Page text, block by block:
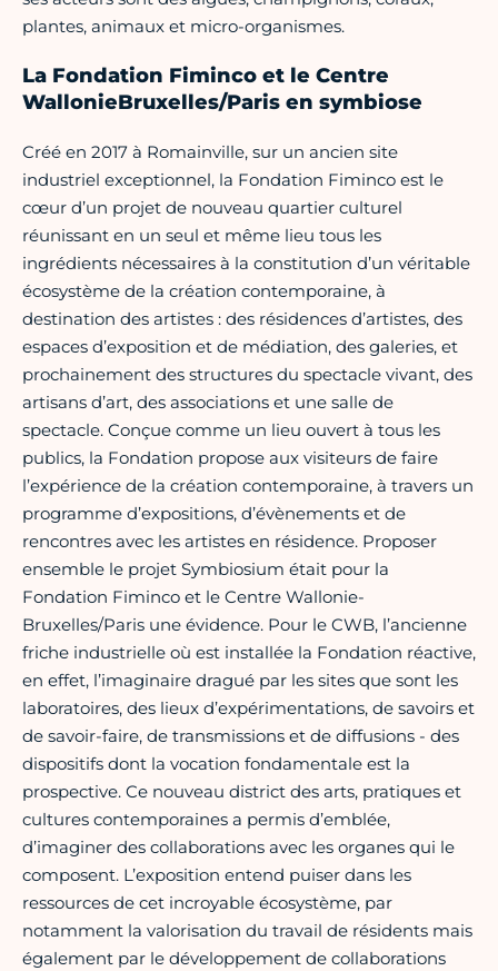
plantes, animaux et micro-organismes.
La Fondation Fiminco et le Centre
WallonieBruxelles/Paris en symbiose
Créé en 2017 à Romainville, sur un ancien site
industriel exceptionnel, la Fondation Fiminco est le
cœur d’un projet de nouveau quartier culturel
réunissant en un seul et même lieu tous les
ingrédients nécessaires à la constitution d’un véritable
écosystème de la création contemporaine, à
destination des artistes : des résidences d’artistes, des
espaces d’exposition et de médiation, des galeries, et
prochainement des structures du spectacle vivant, des
artisans d’art, des associations et une salle de
spectacle. Conçue comme un lieu ouvert à tous les
publics, la Fondation propose aux visiteurs de faire
l’expérience de la création contemporaine, à travers un
programme d’expositions, d’évènements et de
rencontres avec les artistes en résidence. Proposer
ensemble le projet Symbiosium était pour la
Fondation Fiminco et le Centre Wallonie-
Bruxelles/Paris une évidence. Pour le CWB, l’ancienne
friche industrielle où est installée la Fondation réactive,
en effet, l’imaginaire dragué par les sites que sont les
laboratoires, des lieux d’expérimentations, de savoirs et
de savoir-faire, de transmissions et de diffusions - des
dispositifs dont la vocation fondamentale est la
prospective. Ce nouveau district des arts, pratiques et
cultures contemporaines a permis d’emblée,
d’imaginer des collaborations avec les organes qui le
composent. L’exposition entend puiser dans les
ressources de cet incroyable écosystème, par
notamment la valorisation du travail de résidents mais
également par le développement de collaborations